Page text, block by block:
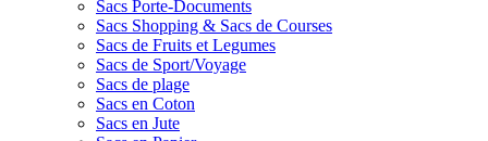
Sacs Porte-Documents
Sacs Shopping & Sacs de Courses
Sacs de Fruits et Legumes
Sacs de Sport/Voyage
Sacs de plage
Sacs en Coton
Sacs en Jute